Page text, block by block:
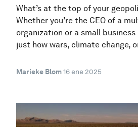
What’s at the top of your
Whether you’re the CEO of a
organization or a small business
just how wars, climate change,
Marieke Blom16 ene 2025